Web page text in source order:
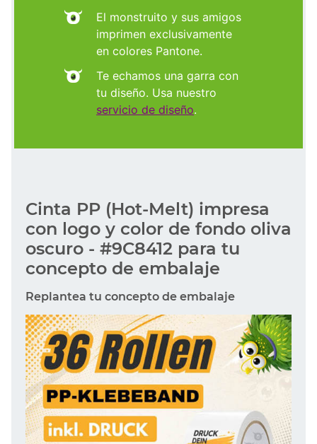
El monstruito y sus amigos
imprimen exclusivamente
en colores Pantone.
Te echamos una garra con
tu diseño. Usa nuestro
servicio de diseño.
Cinta PP (Hot-Melt) impresa
con logo y color de fondo oliva
oscuro - #9C8412 para tu
concepto de embalaje
Replantea tu concepto de embalaje